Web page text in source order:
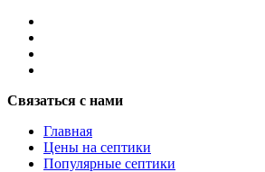
Связаться с нами
Главная
Цены на септики
Популярные септики